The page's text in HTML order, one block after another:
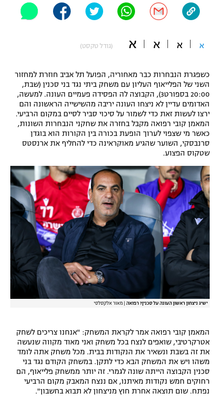
"מחצית בשכונה" – פודקאסט
משתתפים וזוכים בפרסים
תקנון משתתפים וזוכים בפרסים
תקנון עבור פעילות אלקטרה
תקנון עבור פעילות ספורט 1 – "מרלן"
טניס
גיימינג E-Sports
תנאי שימוש
מדיניות פרטיות
תקנון פעילות ספורט 1
רשיון להקרנה פומבית לבית עסק
הצטרפות לחבילת הערוצים
לוח דרושים – ג'ובנט
תגיות
אופניים
ספורט מוטורי
פוטבול אמריקאי NFL
בייסבול MLB
ספורט אתגרי ואקסטרים
גיימינג E-Sports
א א א א (גודל טקסט)
כשפגרת הנבחרות כבר מאחוריה, הפועל תל אביב חוזרת למחזור
השני של הפלייאוף העליון עם משחק ביתי נגד בני סכנין (שבת,
20:00 בספורט3), הקבוצה לה הפסידה פעמיים העונה. למעשה,
האדומים עדיין לא ניצחו העונה יריבה מהשישייה הראשונה והם
ירצו לעשות זאת כדי לשמור על סיכוי סביר לסיים במקום הרביעי.
המאמן קובי רפואה מקבל בחזרה את שחקני הנבחרות השונות,
כאשר מי שצפוי לערוך הופעת בכורה בין הקורות הוא בוגדן
סרנבסקי, השוער שהגיע מאוקראינה כדי להחליף את ארנסטס
שטקוס הפצוע.
ישיג ניצחון ראשון העונה על סכנין? רפואה מאור אלקסלסי
המאמן קובי רפואה אמר לקראת המשחק: "אנחנו צריכים לשחק
אטרקרטיבי, שואפים לנצח בכל משחק ואני מאוד מקווה שנעשה
את זה בשבת ונשאיר את הנקודות בבית. מכל משחק אתה לומד
משהו ויש את המשחק הבא כדי לתקן. במשחק הקודם נגד בני
סכנין הקבוצה הייתה שונה לגמרי. זה יותר ממשחק פלייאוף, הם
רחוקים חמש נקודות מאיתנו, אם ננצח המאבק מקום הרביעי
נפתח. שום תוצאה אחרת חוץ מניצחון לא תבוא בחשבון".